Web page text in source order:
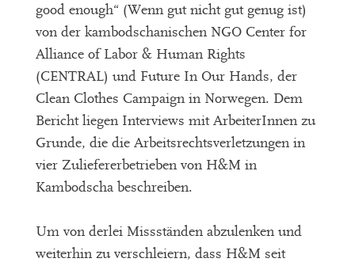
good enough“ (Wenn gut nicht gut genug ist)
von der kambodschanischen NGO Center for
Alliance of Labor & Human Rights
(CENTRAL) und Future In Our Hands, der
Clean Clothes Campaign in Norwegen. Dem
Bericht liegen Interviews mit ArbeiterInnen zu
Grunde, die die Arbeitsrechtsverletzungen in
vier Zuliefererbetrieben von H&M in
Kambodscha beschreiben.
Um von derlei Missständen abzulenken und
weiterhin zu verschleiern, dass H&M seit